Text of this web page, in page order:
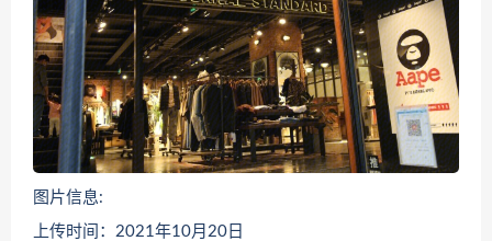
图片信息:
上传时间：2021年10月20日